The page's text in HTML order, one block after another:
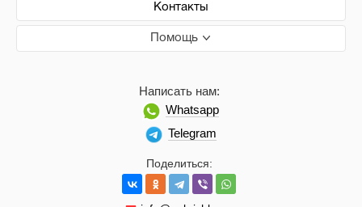
Контакты
Помощь
Поделиться:
Написать нам:
Whatsapp
Telegram